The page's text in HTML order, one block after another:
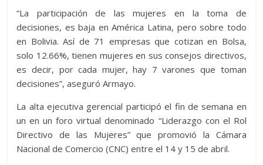
“La participación de las mujeres en la toma de
decisiones, es baja en América Latina, pero sobre todo
en Bolivia. Así de 71 empresas que cotizan en Bolsa,
solo 12.66%, tienen mujeres en sus consejos directivos,
es decir, por cada mujer, hay 7 varones que toman
decisiones”, aseguró Armayo.
La alta ejecutiva gerencial participó el fin de semana en
un en un foro virtual denominado “Liderazgo con el Rol
Directivo de las Mujeres” que promovió la Cámara
Nacional de Comercio (CNC) entre el 14 y 15 de abril.